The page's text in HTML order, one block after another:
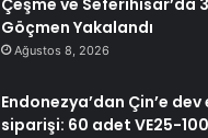
Göçmen Yakalandı
Ağustos 8, 2026
Endonezya’dan Çin’e dev
siparişi: 60 adet VE25-100